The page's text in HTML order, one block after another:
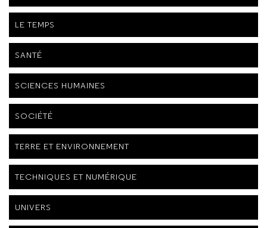
LE TEMPS
SANTÉ
SCIENCES HUMAINES
SOCIÉTÉ
TERRE ET ENVIRONNEMENT
TECHNIQUES ET NUMÉRIQUE
UNIVERS